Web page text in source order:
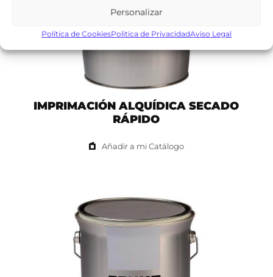
Personalizar
Política de CookiesPolitica de PrivacidadAviso Legal
IMPRIMACIÓN ALQUÍDICA SECADO
RÁPIDO
Añadir a mi Catálogo